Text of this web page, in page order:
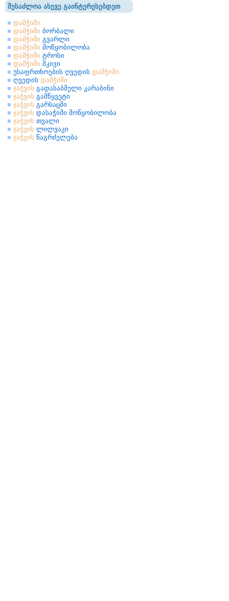
შესაძლოა ასევე გაინტერესებდეთ
დამჭიმი
დამჭიმი ბორბალი
დამჭიმი გვარლი
დამჭიმი მოწყობილობა
დამჭიმი ტროსი
დამჭიმი შკივი
უსაფრთხოების ღვედის დამჭიმი
ღვედის დამჭიმი
ჯაჭვის გადასაბმელი კარაბინი
ჯაჭვის გამწყვეტი
ჯაჭვის გარსაცმი
ჯაჭვის დასაჭიმი მოწყობილობა
ჯაჭვის თვალი
ჯაჭვის ლილვაკი
ჯაჭვის წაგრძელება